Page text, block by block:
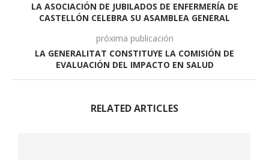
LA ASOCIACIÓN DE JUBILADOS DE ENFERMERÍA DE
CASTELLÓN CELEBRA SU ASAMBLEA GENERAL
próxima publicación
LA GENERALITAT CONSTITUYE LA COMISIÓN DE
EVALUACIÓN DEL IMPACTO EN SALUD
RELATED ARTICLES